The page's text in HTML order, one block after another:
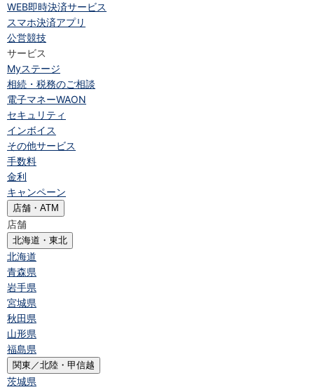
WEB即時決済サービス
スマホ決済アプリ
公営競技
サービス
Myステージ
相続・税務のご相談
電子マネーWAON
セキュリティ
インボイス
その他サービス
手数料
金利
キャンペーン
店舗・ATM
店舗
北海道・東北
北海道
青森県
岩手県
宮城県
秋田県
山形県
福島県
関東／北陸・甲信越
茨城県